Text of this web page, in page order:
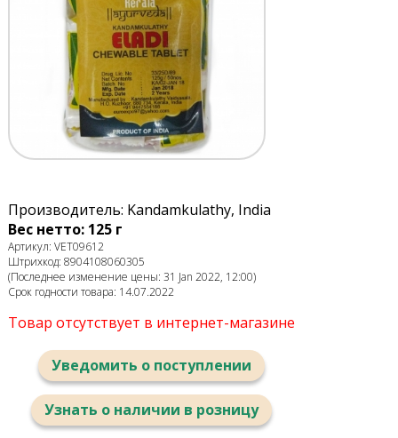
Производитель: Kandamkulathy, India
Вес нетто: 125 г
Артикул: VET09612
Штрихкод: 8904108060305
(Последнее изменение цены: 31 Jan 2022, 12:00)
Срок годности товара: 14.07.2022
Товар отсутствует в интернет-магазине
Уведомить о поступлении
Узнать о наличии в розницу